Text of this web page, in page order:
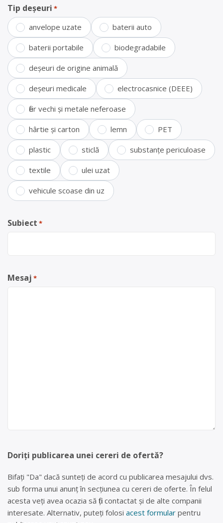
Tip deșeuri *
anvelope uzate baterii auto
baterii portabile biodegradabile
deșeuri de origine animală
deșeuri medicale electrocasnice (DEEE)
fier vechi și metale neferoase
hârtie și carton lemn PET
plastic sticlă substanțe periculoase
textile ulei uzat
vehicule scoase din uz
Subiect *
Mesaj *
Doriți publicarea unei cereri de ofertă?
Bifați "Da" dacă sunteți de acord cu publicarea mesajului dvs.
sub forma unui anunț în secțiunea cu cereri de oferte. În felul
acesta veți avea ocazia să fiți contactat și de alte companii
interesate. Alternativ, puteți folosi acest formular pentru